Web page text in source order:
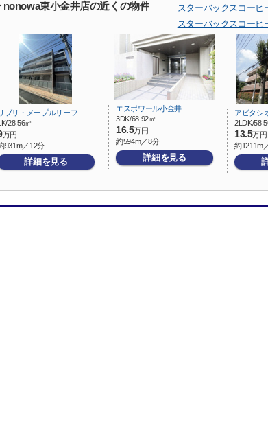
nonowa東小金井店の近くの物件
スターバックスコーヒ
スターバックスコーヒ
ブリ・メープルリーフ
28.56㎡
万円
931m／12分
詳細を見る
エスポワール小金井
3DK/68.92㎡
16.5万円
約594m／8分
詳細を見る
アビタシ
2LDK/
13.5万円
約1211m